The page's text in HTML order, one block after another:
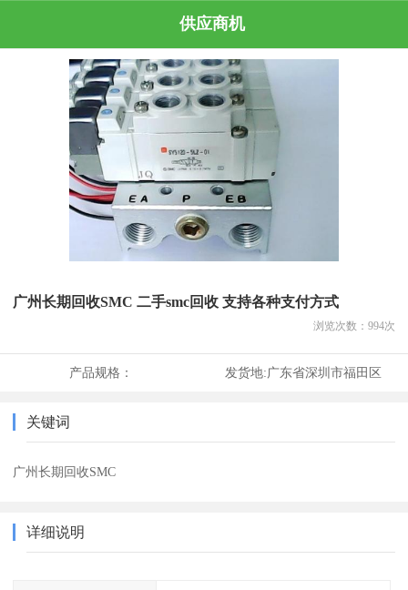
供应商机
广州长期回收SMC 二手smc回收 支持各种支付方式
浏览次数： 994次
产品规格： 发货地:广东省深圳市福田区
关键词
广州长期回收SMC
详细说明